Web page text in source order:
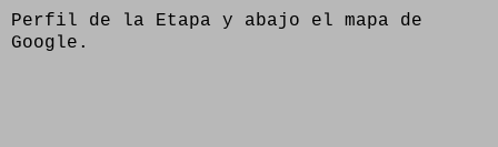
Perfil de la Etapa y abajo el mapa de
Google.